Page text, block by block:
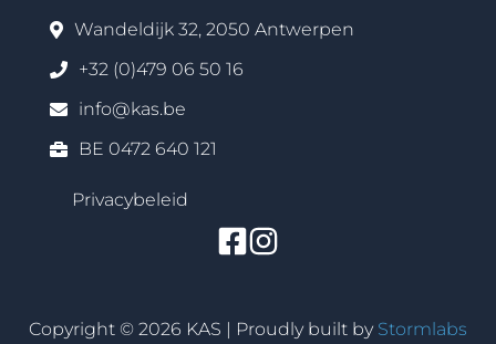
Wandeldijk 32, 2050 Antwerpen
+32 (0)479 06 50 16
info@kas.be
BE 0472 640 121
Privacybeleid
Copyright © 2026 KAS | Proudly built by Stormlabs